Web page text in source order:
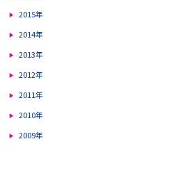
2015年
2014年
2013年
2012年
2011年
2010年
2009年